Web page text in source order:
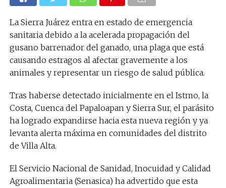
La Sierra Juárez entra en estado de emergencia
sanitaria debido a la acelerada propagación del
gusano barrenador del ganado, una plaga que está
causando estragos al afectar gravemente a los
animales y representar un riesgo de salud pública.
Tras haberse detectado inicialmente en el Istmo, la
Costa, Cuenca del Papaloapan y Sierra Sur, el parásito
ha logrado expandirse hacia esta nueva región y ya
levanta alerta máxima en comunidades del distrito
de Villa Alta.
El Servicio Nacional de Sanidad, Inocuidad y Calidad
Agroalimentaria (Senasica) ha advertido que esta